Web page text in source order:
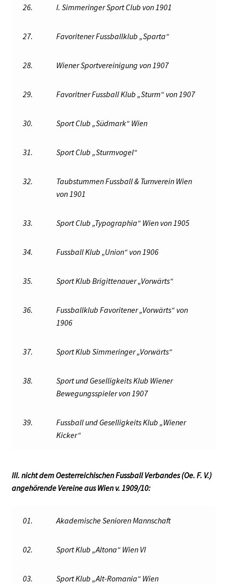
26. I. Simmeringer Sport Club von 1901
27. Favoritener Fussballklub „Sparta“
28. Wiener Sportvereinigung von 1907
29. Favoritner Fussball Klub „Sturm“ von 1907
30. Sport Club „Südmark“ Wien
31. Sport Club „Sturmvogel“
32.
Taubstummen Fussball & Turnverein Wien
von 1901
33. Sport Club „Typographia“ Wien von 1905
34. Fussball Klub „Union“ von 1906
35. Sport Klub Brigittenauer „Vorwärts“
36.
Fussballklub Favoritener „Vorwärts“ von
1906
37. Sport Klub Simmeringer „Vorwärts“
38.
Sport und Geselligkeits Klub Wiener
Bewegungsspieler von 1907
39.
Fussball und Geselligkeits Klub „Wiener
Kicker“
III. nicht dem Oesterreichischen Fussball Verbandes (Oe. F. V.)
angehörende Vereine aus Wien v. 1909/10:
01. Akademische Senioren Mannschaft
02. Sport Klub „Altona“ Wien VI
03. Sport Klub „Alt-Romania“ Wien